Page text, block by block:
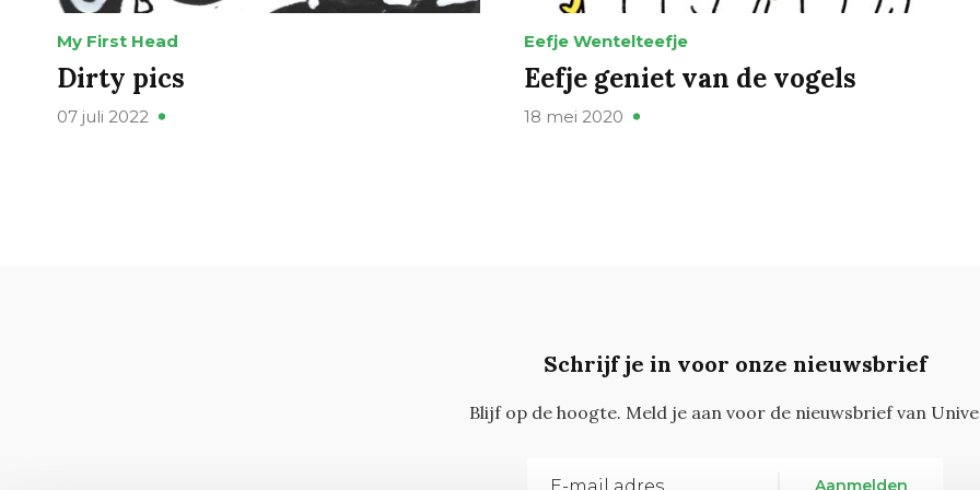
My First Head
Dirty pics
07 juli 2022
Eefje Wentelteefje
Eefje geniet van de vogels
18 mei 2020
Schrijf je in voor onze nieuwsbrief
Blijf op de hoogte. Meld je aan voor de nieuwsbrief van
Aanmelden